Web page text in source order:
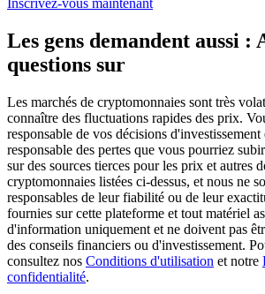
Rejoignez les meilleurs traders
Devenez un trader de copie
Profitez du partage des bénéfices et des
trading
Inscrivez-vous maintenant
Les gens demandent aussi :
questions sur
Les marchés de cryptomonnaies sont très
connaître des fluctuations rapides des prix.
responsable de vos décisions
responsable des pertes que vous pourriez
sur des sources tierces pour les prix et autres
cryptomonnaies listées ci-dessus, et nous ne
responsables de leur fiabilité ou de leur
fournies sur cette plateforme et tout matériel
d'information uniquement et ne doivent pas
des conseils financiers ou d'investissement.
consultez nos Conditions d'utilisation et notre
confidentialité.